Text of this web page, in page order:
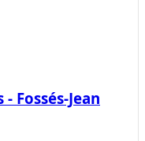
Fossés-Jean